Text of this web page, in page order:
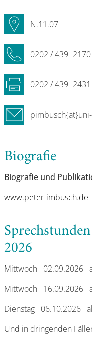
N.11.07
0202 / 439 -2170
0202 / 439 -2431
Biografie
Biografie und
www.peter-imbusch.de
2026
Mittwoch 02.09.2026
Mittwoch 16.09.2026
Dienstag 06.10.2026
Und in dringenden